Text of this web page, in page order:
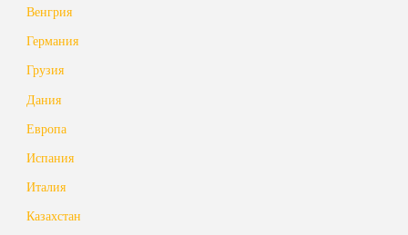
Венгрия
Германия
Грузия
Дания
Европа
Испания
Италия
Казахстан